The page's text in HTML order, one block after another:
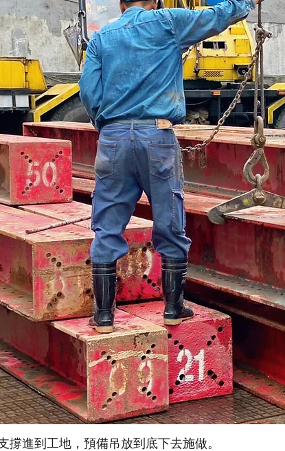
撐進到工地，預備吊放到底下去施做。